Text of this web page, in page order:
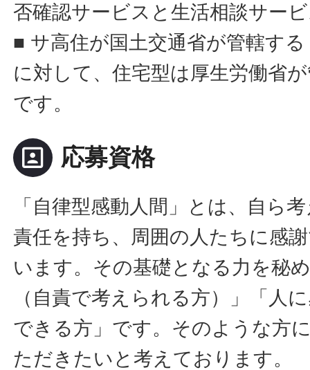
否確認サービスと生活相談サー
■ サ高住が国土交通省が管轄す
に対して、住宅型は厚生労働省
です。
portrait 応募資格
「自律型感動人間」とは、自ら
責任を持ち、周囲の人たちに感
います。その基礎となる力を秘
（自責で考えられる方）」「人
できる方」です。そのような方
ただきたいと考えております。